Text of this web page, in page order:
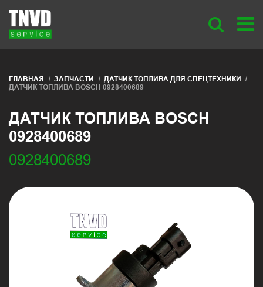
ГЛАВНАЯ ЗАПЧАСТИ
ДАТЧИК ТОПЛИВА ДЛЯ СПЕЦТЕХНИКИ
ДАТЧИК ТОПЛИВА BOSCH 0928400689
ДАТЧИК ТОПЛИВА BOSCH
0928400689
0928400689